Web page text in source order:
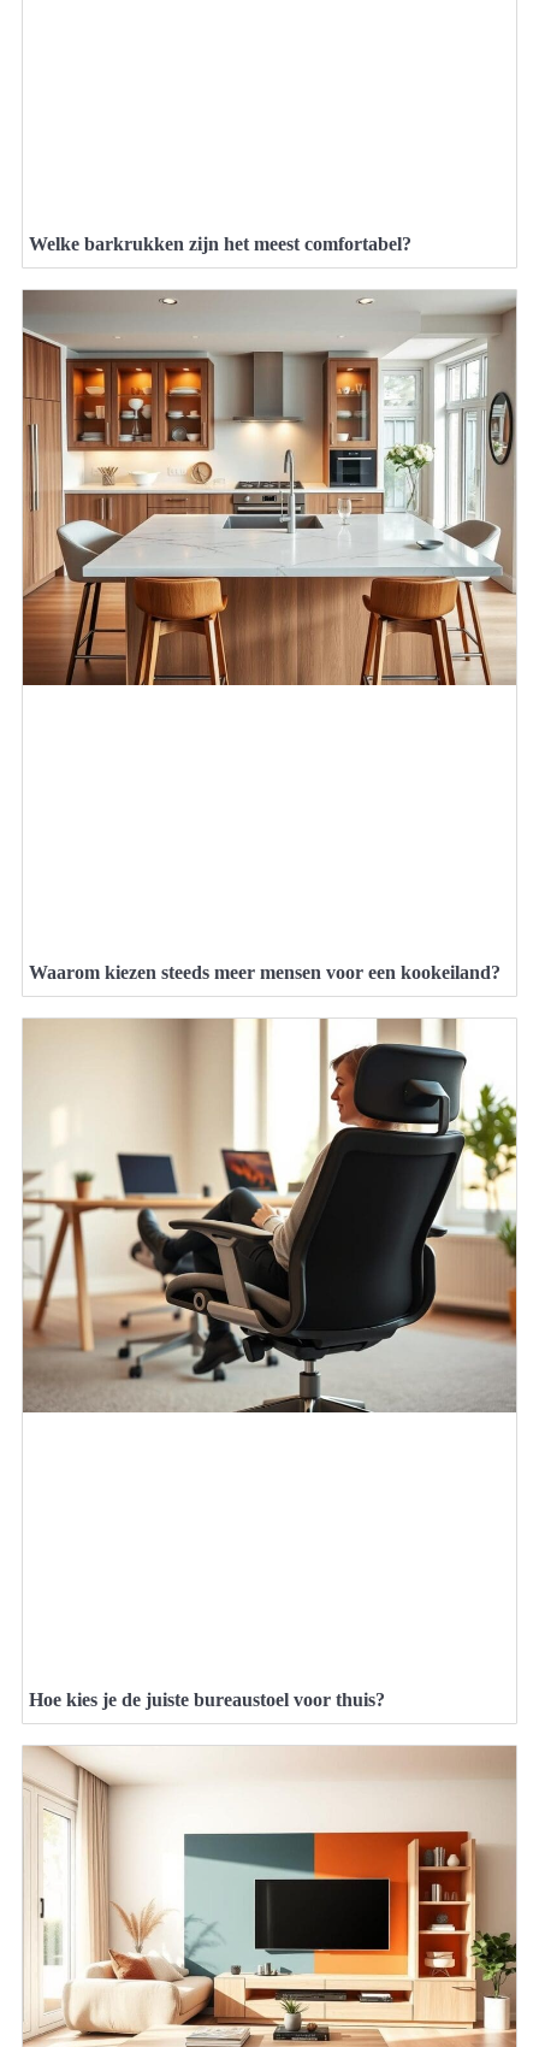
Welke barkrukken zijn het meest comfortabel?
Waarom kiezen steeds meer mensen voor een kookeiland?
Hoe kies je de juiste bureaustoel voor thuis?